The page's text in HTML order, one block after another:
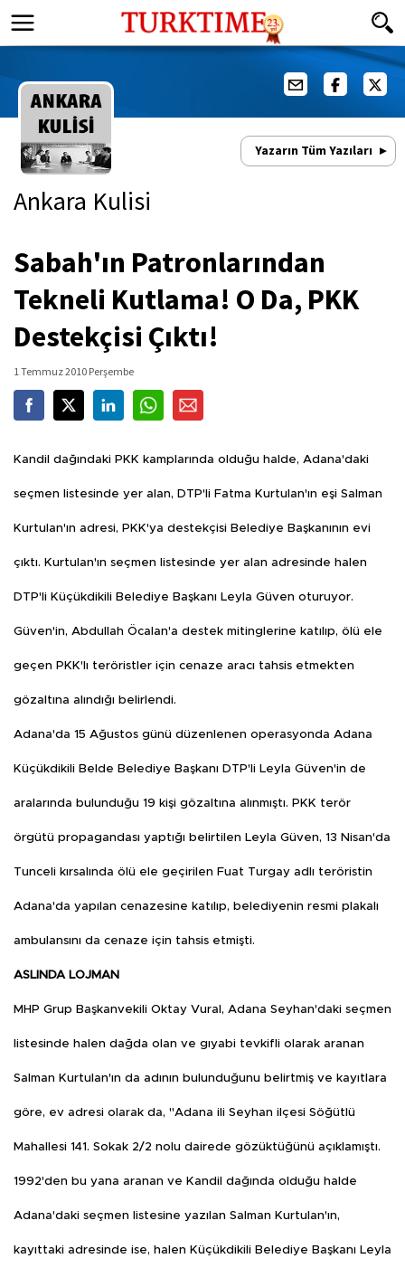
Yazarın Tüm Yazıları
Ankara Kulisi
Sabah'ın Patronlarından
Tekneli Kutlama! O Da, PKK
Destekçisi Çıktı!
1 Temmuz 2010 Perşembe
Kandil dağındaki PKK kamplarında olduğu halde, Adana'daki
seçmen listesinde yer alan, DTP'li Fatma Kurtulan'ın eşi Salman
Kurtulan'ın adresi, PKK'ya destekçisi Belediye Başkanının evi
çıktı. Kurtulan'ın seçmen listesinde yer alan adresinde halen
DTP'li Küçükdikili Belediye Başkanı Leyla Güven oturuyor.
Güven'in, Abdullah Öcalan'a destek mitinglerine katılıp, ölü ele
geçen PKK'lı teröristler için cenaze aracı tahsis etmekten
gözaltına alındığı belirlendi.
Adana'da 15 Ağustos günü düzenlenen operasyonda Adana
Küçükdikili Belde Belediye Başkanı DTP'li Leyla Güven'in de
aralarında bulunduğu 19 kişi gözaltına alınmıştı. PKK terör
örgütü propagandası yaptığı belirtilen Leyla Güven, 13 Nisan'da
Tunceli kırsalında ölü ele geçirilen Fuat Turgay adlı teröristin
Adana'da yapılan cenazesine katılıp, belediyenin resmi plakalı
ambulansını da cenaze için tahsis etmişti.
ASLINDA LOJMAN
MHP Grup Başkanvekili Oktay Vural, Adana Seyhan'daki seçmen
listesinde halen dağda olan ve gıyabi tevkifli olarak aranan
Salman Kurtulan'ın da adının bulunduğunu belirtmiş ve kayıtlara
göre, ev adresi olarak da, ''Adana ili Seyhan ilçesi Söğütlü
Mahallesi 141. Sokak 2/2 nolu dairede gözüktüğünü açıklamıştı.
1992'den bu yana aranan ve Kandil dağında olduğu halde
Adana'daki seçmen listesine yazılan Salman Kurtulan'ın,
kayıttaki adresinde ise, halen Küçükdikili Belediye Başkanı Leyla